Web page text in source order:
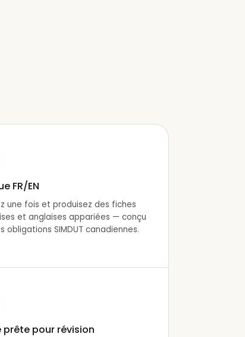
FR/EN
une fois et produisez des fiches
et anglaises appariées — conçu
obligations SIMDUT canadiennes.
prête pour révision